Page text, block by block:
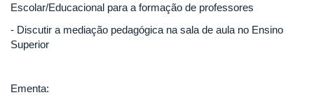
Escolar/Educacional para a formação de professores
- Discutir a mediação pedagógica na sala de aula no Ensino
Superior
Ementa: